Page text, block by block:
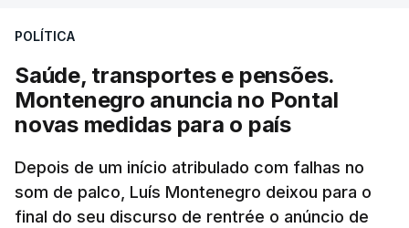
Saúde, transportes e
POLÍTICA
Saúde, transportes e pensões.
Montenegro anuncia no Pontal
novas medidas para o país
Depois de um início atribulado com falhas no
som de palco, Luís Montenegro deixou para o
final do seu discurso de rentrée o anúncio de